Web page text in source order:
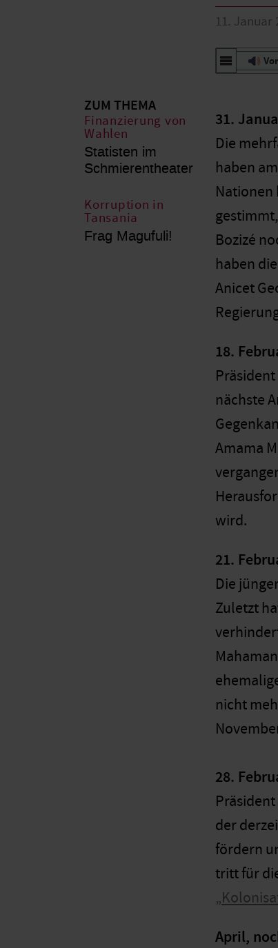
ZUM THEMA
Finanzierung von
Wahlen
Statisten im
Schmierentheater
Korruption in
Tansania
Frag Magufuli!
11. Januar
31.
Die
haben
Nationen
Bozizé
haben
Anicet
18.
nächste
Amama
wird.
21.
Die
Zuletzt
nicht
28.
der
fördern
tritt für
April,